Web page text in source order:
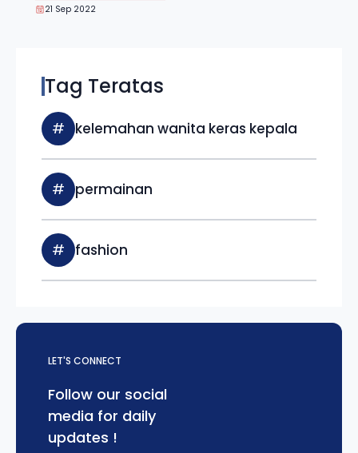
21 Sep 2022
Tag Teratas
# kelemahan wanita keras kepala
# permainan
# fashion
LET'S CONNECT
Follow our social
media for daily
updates !